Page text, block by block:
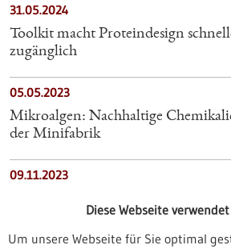
31.05.2024
Toolkit macht Proteindesign
zugänglich
05.05.2023
Mikroalgen: Nachhaltige
der Minifabrik
09.11.2023
resistente Tuberkulose-Erreger
Diese Webseite
Um unsere Webseite für Sie optimal